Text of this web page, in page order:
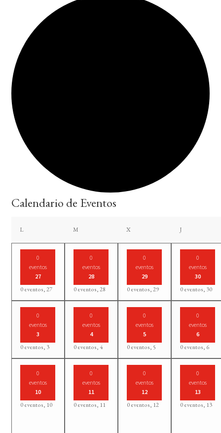
Calendario de Eventos
Llunes Mmartes Xmiércoles Jjueves
0
eventos
27
0 eventos,27
0
eventos
28
0 eventos,28
0
eventos
29
0 eventos,29
0
eventos
30
0 eventos, 30
0
eventos
3
0 eventos, 3
0
eventos
4
0 eventos, 4
0
eventos
5
0 eventos,5
0
eventos
6
0 eventos, 6
0
eventos
10
0 eventos, 10
0
eventos
11
0 eventos, 11
0
eventos
12
0 eventos, 12
0
eventos
13
0 eventos, 13